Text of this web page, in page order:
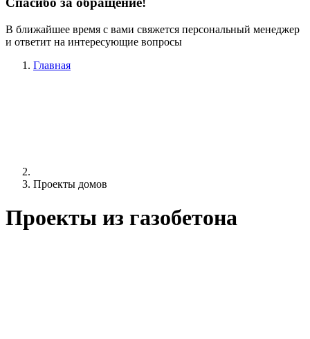
В ближайшее время с вами свяжется персональный менеджер
и ответит на интересующие вопросы
Главная
Проекты домов
Проекты из газобетона